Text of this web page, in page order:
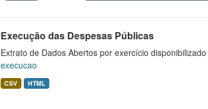
Execução das Despesas Públicas
Extrato de Dados Abertos por exercício disponibilizado
execucao
CSV HTML